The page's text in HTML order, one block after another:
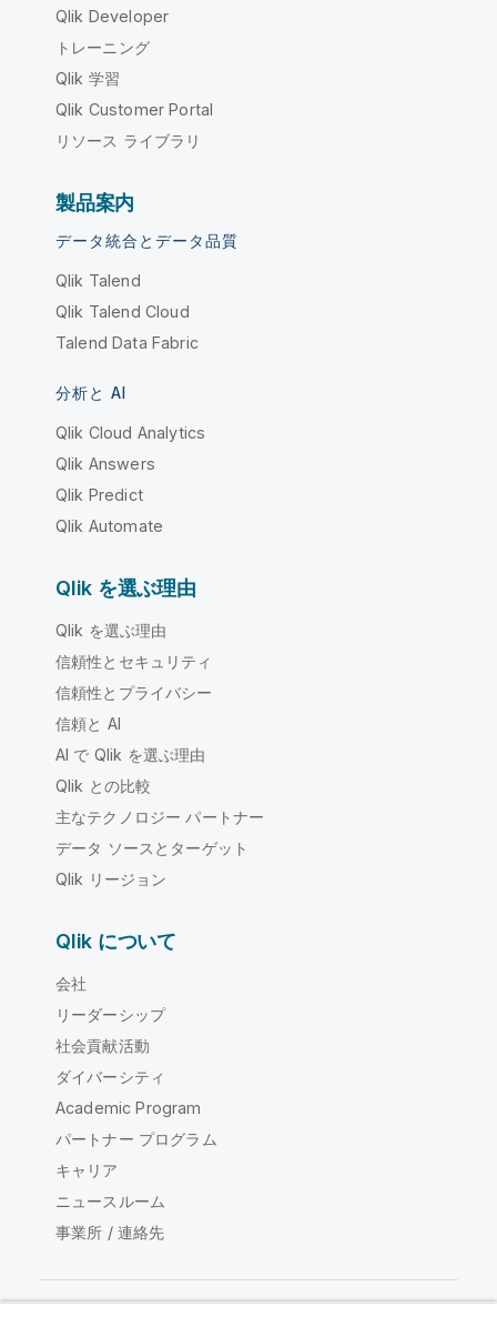
Qlik Developer
トレーニング
Qlik 学習
Qlik Customer Portal
リソース ライブラリ
製品案内
データ統合とデータ品質
Qlik Talend
Qlik Talend Cloud
Talend Data Fabric
分析と AI
Qlik Cloud Analytics
Qlik Answers
Qlik Predict
Qlik Automate
Qlik を選ぶ理由
Qlik を選ぶ理由
信頼性とセキュリティ
信頼性とプライバシー
信頼と AI
AI で Qlik を選ぶ理由
Qlik との比較
主なテクノロジー パートナー
データ ソースとターゲット
Qlik リージョン
Qlik について
会社
リーダーシップ
社会貢献活動
ダイバーシティ
Academic Program
パートナー プログラム
キャリア
ニュースルーム
事業所 / 連絡先